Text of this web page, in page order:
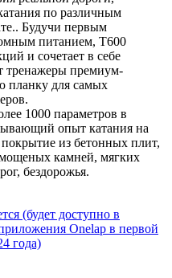
по различным
Будучи первым
питанием, T600
и сочетает в себе
тренажеры премиум-
планку для самых
1000 параметров в
опыт катания на
из бетонных плит,
камней, мягких
бездорожья.
(будет доступно в
Onelap в первой
года)